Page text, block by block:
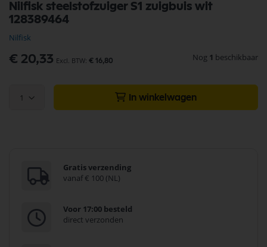
Nilfisk steelstofzuiger S1 zuigbuis wit
128389464
Nilfisk
€ 20,33 € 16,80 Nog 1 beschikbaar
1 In winkelwagen
Gratis verzending
vanaf € 100 (NL)
Voor 17:00 besteld
direct verzonden
naar
het
van
de
afbeeldingen-